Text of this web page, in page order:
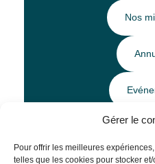
Gérer le
Pour offrir les meilleures
telles que les cookies pour stocker
Nos